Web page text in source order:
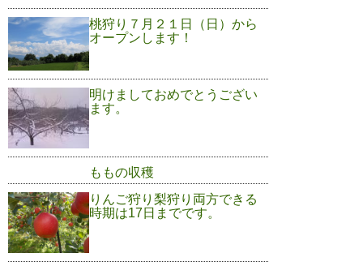
桃狩り７月２１日（日）から
オープンします！
明けましておめでとうござい
ます。
ももの収穫
りんご狩り梨狩り両方できる
時期は17日までです。